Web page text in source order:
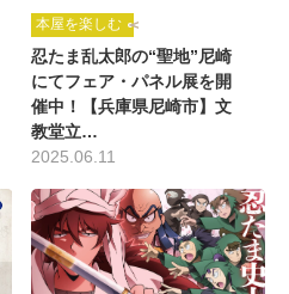
本屋を楽しむ
忍たま乱太郎の“聖地”尼崎
にてフェア・パネル展を開
催中！【兵庫県尼崎市】文
教堂立…
2025.06.11